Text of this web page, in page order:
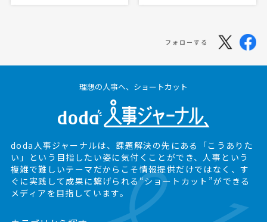
フォローする
理想の人事へ、ショートカット
doda人事ジャーナルは、課題解決の先にある
「こうありた
い」という目指したい姿に気付くことができ、人事という
複雑で難しいテーマだからこそ情報提供だけではなく、 す
ぐに実践して成果に繋げられる“ショートカット”ができる
メディアを目指しています。